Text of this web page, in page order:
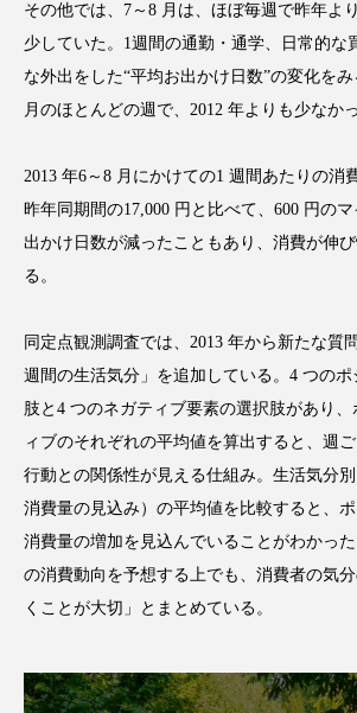
スカルプ クレンジング 頻度 スカ
スキンケア スキンケア 習慣
スマートウォッチ スマートパッチ
セラミド保湿 セルフケア
タンパク質 ディープクレンジング
デジタルデトックス デトックス
ドライヤー 温度 髪 ダメージ ナ
ナイトプロテイン ナイトルーティ
パーソナライズ バーチャルメイク
その他では、7～8 月は、ほぼ毎週で昨年よ
少していた。1週間の通勤・通学、日常的な
な外出をした“平均お出かけ日数”の変化を
月のほとんどの週で、2012 年よりも少なかっ
2013 年6～8 月にかけての1 週間あたりの消
昨年同期間の17,000 円と比べて、600 円の
出かけ日数が減ったこともあり、消費が伸
る。
同定点観測調査では、2013 年から新たな質
週間の生活気分」を追加している。4 つの
肢と4 つのネガティブ要素の選択肢があり
ィブのそれぞれの平均値を算出すると、週
行動との関係性が見える仕組み。生活気分
消費量の見込み）の平均値を比較すると、
消費量の増加を見込んでいることがわかっ
の消費動向を予想する上でも、消費者の気
くことが大切」とまとめている。